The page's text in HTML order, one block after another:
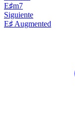
E♯m7
Siguiente
E♯ Augmented